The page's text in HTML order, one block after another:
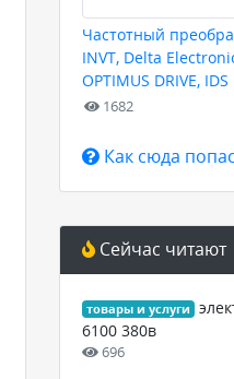
Частотный
INVT, Delta
OPTIMUS DRIVE,
HYUNDAI для любых
1682
Как сюда
Сейчас читают
товары и услуги
6100 380в
696